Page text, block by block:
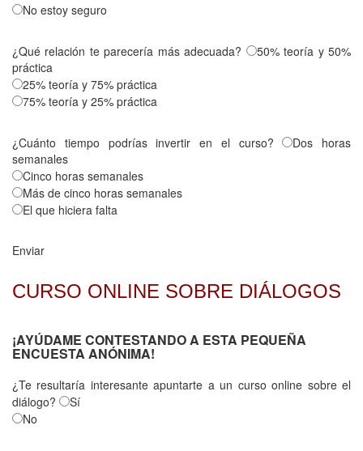
No estoy seguro
¿Qué relación te parecería más adecuada?
50% teoría y 50%
práctica
25% teoría y 75% práctica
75% teoría y 25% práctica
¿Cuánto tiempo podrías invertir en el curso?
Dos horas
semanales
Cinco horas semanales
Más de cinco horas semanales
El que hiciera falta
Enviar
CURSO ONLINE SOBRE DIÁLOGOS
¡AYÚDAME CONTESTANDO A ESTA PEQUEÑA
ENCUESTA ANÓNIMA!
¿Te resultaría interesante apuntarte a un curso online sobre el
diálogo?
Sí
No